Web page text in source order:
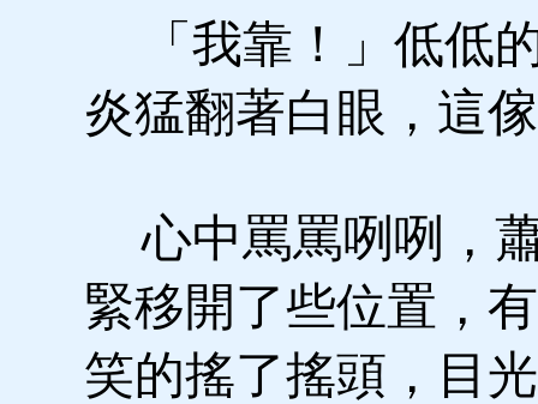
「我靠！」低低
炎猛翻著白眼，這
心中罵罵咧咧，
緊移開了些位置，
笑的搖了搖頭，目